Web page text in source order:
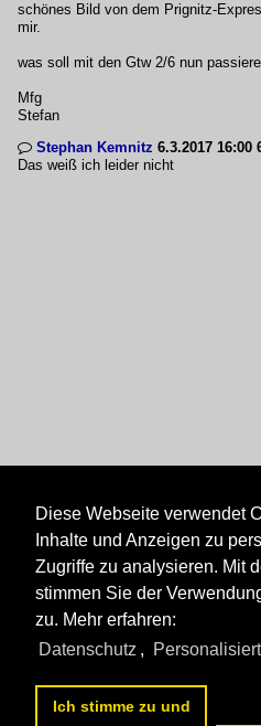
schönes Bild von dem Prignitz-
mir.
was soll mit den Gtw 2/6 nun
Mfg
Stefan
 Stephan Kemnitz 6.3.2017 16:00
Das weiß ich leider nicht
vorherige Seite
Diese Webseite verwendet
Inhalte und Anzeigen zu
Zugriffe zu analysieren. Mit
stimmen Sie der
zu. Mehr erfahren:
Datenschutz ,
Ich stimme zu und